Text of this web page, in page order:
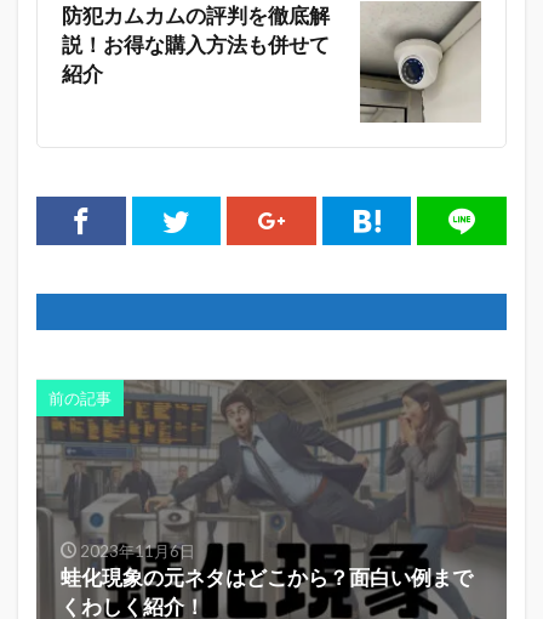
防犯カムカムの評判を徹底解
説！お得な購入方法も併せて
紹介
前の記事
2023年11月6日
蛙化現象の元ネタはどこから？面白い例まで
くわしく紹介！